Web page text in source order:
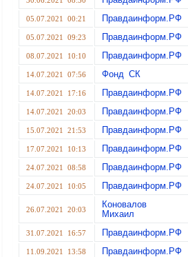
05.07.2021 00:21 Правдаинформ.РФ
05.07.2021 09:23 Правдаинформ.РФ
08.07.2021 10:10 Правдаинформ.РФ
14.07.2021 07:56 Фонд СК
14.07.2021 17:16 Правдаинформ.РФ
14.07.2021 20:03 Правдаинформ.РФ
15.07.2021 21:53 Правдаинформ.РФ
17.07.2021 10:13 Правдаинформ.РФ
24.07.2021 08:58 Правдаинформ.РФ
24.07.2021 10:05 Правдаинформ.РФ
26.07.2021 20:03
Коновалов
Михаил
31.07.2021 16:57 Правдаинформ.РФ
11.09.2021 13:58 Правдаинформ.РФ